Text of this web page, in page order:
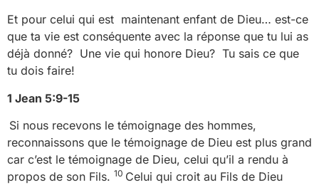
Et pour celui qui est maintenant enfant de Dieu… est-ce
que ta vie est conséquente avec la réponse que tu lui as
déjà donné? Une vie qui honore Dieu? Tu sais ce que
tu dois faire!
1 Jean 5:9-15
Si nous recevons le témoignage des hommes,
reconnaissons que le témoignage de Dieu est plus grand
car c’est le témoignage de Dieu, celui qu’il a rendu à
propos de son Fils. 10 Celui qui croit au Fils de Dieu